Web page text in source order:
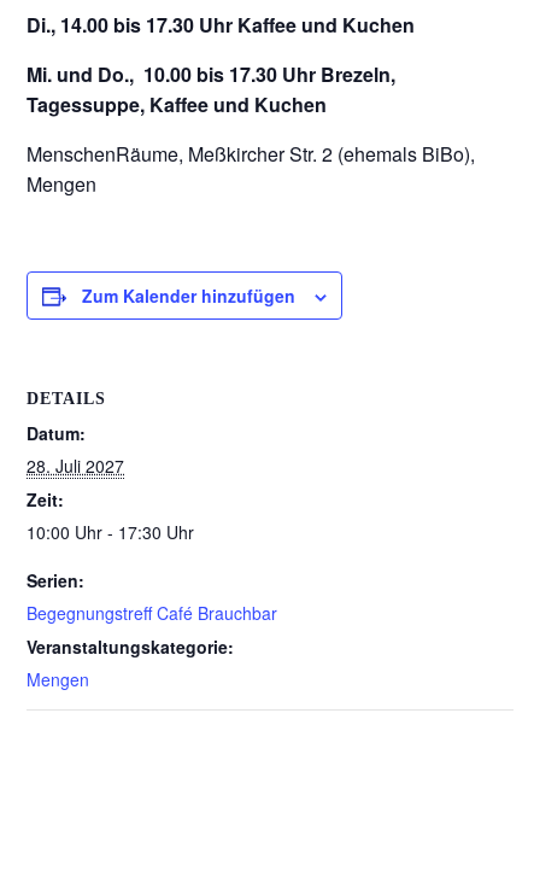
Di., 14.00 bis 17.30 Uhr Kaffee und Kuchen
Mi. und Do., 10.00 bis 17.30 Uhr Brezeln,
Tagessuppe, Kaffee und Kuchen
MenschenRäume, Meßkircher Str. 2 (ehemals BiBo),
Mengen
Zum Kalender hinzufügen
DETAILS
Datum:
28. Juli 2027
Zeit:
10:00 Uhr - 17:30 Uhr
Serien:
Begegnungstreff Café Brauchbar
Veranstaltungskategorie:
Mengen